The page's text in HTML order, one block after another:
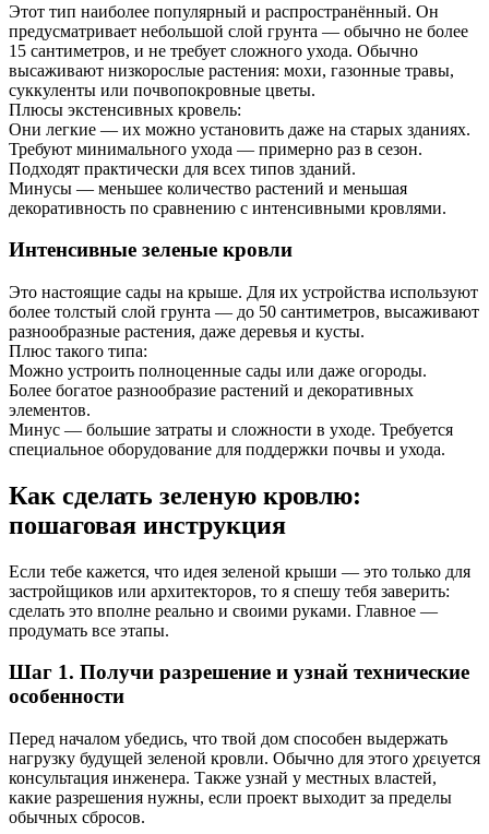
Этот тип наиболее популярный и распространённый. Он
предусматривает небольшой слой грунта — обычно не более
15 сантиметров, и не требует сложного ухода. Обычно
высаживают низкорослые растения: мохи, газонные травы,
суккуленты или почвопокровные цветы.
Плюсы экстенсивных кровель:
Они легкие — их можно установить даже на старых зданиях.
Требуют минимального ухода — примерно раз в сезон.
Подходят практически для всех типов зданий.
Минусы — меньшее количество растений и меньшая
декоративность по сравнению с интенсивными кровлями.
Интенсивные зеленые кровли
Это настоящие сады на крыше. Для их устройства используют
более толстый слой грунта — до 50 сантиметров, высаживают
разнообразные растения, даже деревья и кусты.
Плюс такого типа:
Можно устроить полноценные сады или даже огороды.
Более богатое разнообразие растений и декоративных
элементов.
Минус — большие затраты и сложности в уходе. Требуется
специальное оборудование для поддержки почвы и ухода.
Как сделать зеленую кровлю:
пошаговая инструкция
Если тебе кажется, что идея зеленой крыши — это только для
застройщиков или архитекторов, то я спешу тебя заверить:
сделать это вполне реально и своими руками. Главное —
продумать все этапы.
Шаг 1. Получи разрешение и узнай технические
особенности
Перед началом убедись, что твой дом способен выдержать
нагрузку будущей зеленой кровли. Обычно для этого χρειуется
консультация инженера. Также узнай у местных властей,
какие разрешения нужны, если проект выходит за пределы
обычных сбросов.